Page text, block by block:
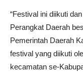
“Festival ini diikuti
Perangkat Daerah
Pemerintah Daerah
festival yang diikuti
kecamatan se-